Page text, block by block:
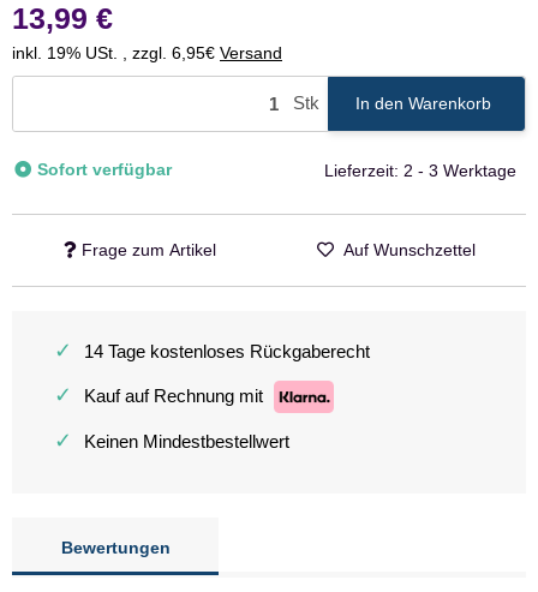
13,99 €
inkl. 19% USt. , zzgl. 6,95€ Versand
Stk In den Warenkorb
Sofort verfügbar Lieferzeit: 2 - 3 Werktage
Frage zum Artikel Auf Wunschzettel
✓ 14 Tage kostenloses Rückgaberecht
✓ Kauf auf Rechnung mit
✓ Keinen Mindestbestellwert
Bewertungen